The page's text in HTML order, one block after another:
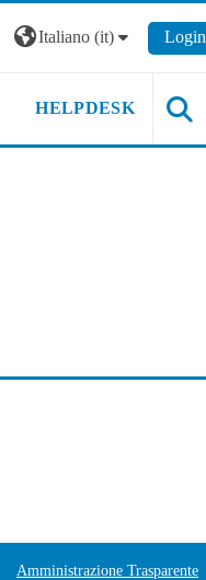
Italiano ‎(it)‎ Login
HELPDESK
Amministrazione Trasparente